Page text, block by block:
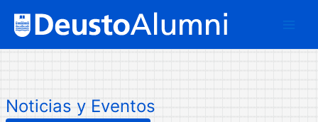
u
s
c
a
r
Noticias y Eventos